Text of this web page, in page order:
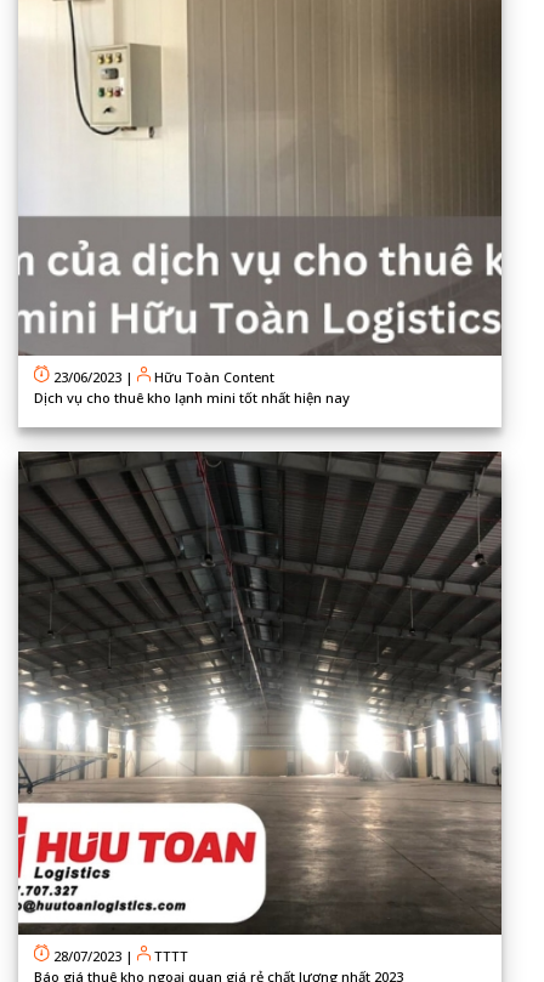
23/06/2023 |
Hữu Toàn Content
Dịch vụ cho thuê kho lạnh mini tốt nhất hiện nay
28/07/2023 |
TTTT
Báo giá thuê kho ngoại quan giá rẻ chất lượng nhất 2023